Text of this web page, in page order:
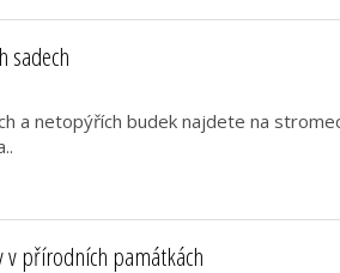
sadech
a netopýřích budek najdete na
přírodních památkách